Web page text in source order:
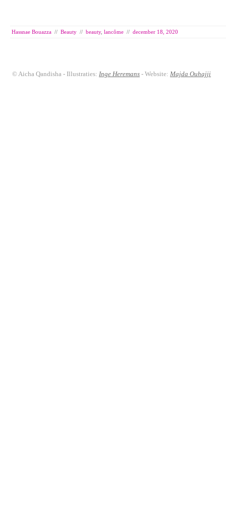
Hassnae Bouazza // Beauty // beauty, lancôme // december 18, 2020
© Aicha Qandisha - Illustraties: Inge Heremans - Website: Majda Ouhajji